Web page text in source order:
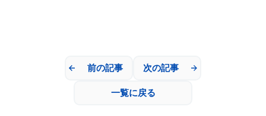
前の記事
一覧に戻る
次の記事